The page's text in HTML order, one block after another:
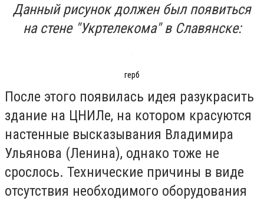
Данный рисунок должен был появиться
на стене "Укртелекома" в Славянске:
герб
После этого появилась идея разукрасить
здание на ЦНИЛе, на котором красуются
настенные высказывания Владимира
Ульянова (Ленина), однако тоже не
срослось. Технические причины в виде
отсутствия необходимого оборудования